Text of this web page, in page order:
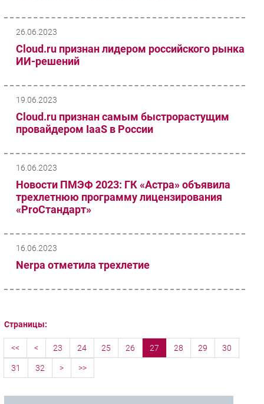
26.06.2023
Cloud.ru признан лидером российского рынка
ИИ-решений
19.06.2023
Cloud.ru признан самым быстрорастущим
провайдером IaaS в России
16.06.2023
Новости ПМЭФ 2023: ГК «Астра» объявила
трехлетнюю программу лицензирования
«ProСтандарт»
16.06.2023
Nerpa отметила трехлетие
Страницы:
<< < 23 24 25 26 27 28 29 30
31 32 > >>